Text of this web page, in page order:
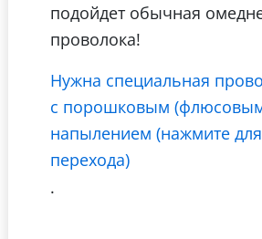
подойдет обычная
проволока!
Нужна специальная
с порошковым
напылением (нажмите для
перехода)
.